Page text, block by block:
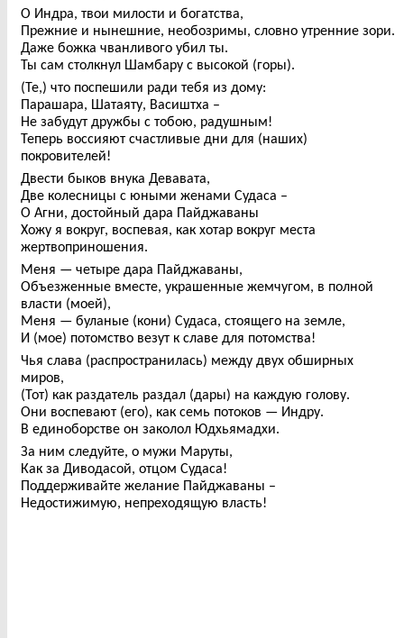
О Индра, твои милости и богатства,
Прежние и нынешние, необозримы, словно утренние зори.
Даже божка чванливого убил ты.
Ты сам столкнул Шамбару с высокой (горы).
(Те,) что поспешили ради тебя из дому:
Парашара, Шатаяту, Васиштха –
Не забудут дружбы с тобою, радушным!
Теперь воссияют счастливые дни для (наших)
покровителей!
Двести быков внука Девавата,
Две колесницы с юными женами Судаса –
О Агни, достойный дара Пайджаваны
Хожу я вокруг, воспевая, как хотар вокруг места
жертвоприношения.
Меня — четыре дара Пайджаваны,
Объезженные вместе, украшенные жемчугом, в полной
власти (моей),
Меня — буланые (кони) Судаса, стоящего на земле,
И (мое) потомство везут к славе для потомства!
Чья слава (распространилась) между двух обширных
миров,
(Тот) как раздатель раздал (дары) на каждую голову.
Они воспевают (его), как семь потоков — Индру.
В единоборстве он заколол Юдхьямадхи.
За ним следуйте, о мужи Маруты,
Как за Диводасой, отцом Судаса!
Поддерживайте желание Пайджаваны –
Недостижимую, непреходящую власть!